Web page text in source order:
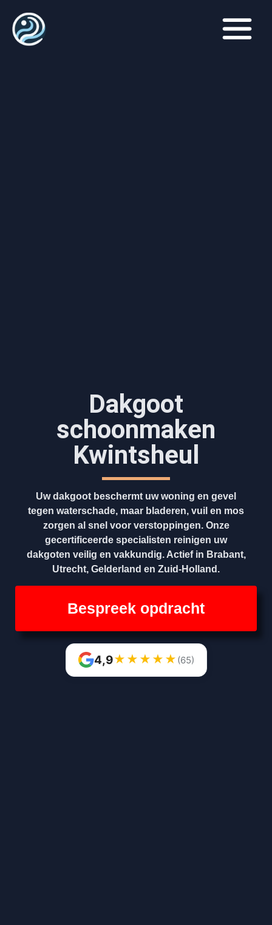
Dakgoot
schoonmaken​
Kwintsheul
Uw dakgoot beschermt uw woning en gevel
tegen waterschade, maar bladeren, vuil en mos
zorgen al snel voor verstoppingen. Onze
gecertificeerde specialisten reinigen uw
dakgoten veilig en vakkundig. Actief in Brabant,
Utrecht, Gelderland en Zuid-Holland.
Bespreek opdracht
4,9★ ★ ★ ★ ★ (65)